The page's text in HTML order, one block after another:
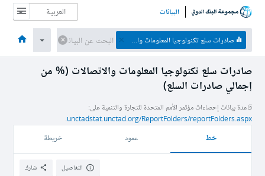
البيانات
الصفحة الرئيسية الموضوعات البيانات والموارد نبذة عن صادرات سلع تكنولوجيا المعلومات والاتصالات (% من إجمالي صادرات السلع)
صادرات سلع تكنولوجيا المعلومات والاتصالات (% من
إجمالي صادرات السلع)
قاعدة بيانات إحصاءات مؤتمر الأمم المتحدة للتجارة والتنمية على:
unctadstat.unctad.org/ReportFolders/reportFolders.aspx
.
خط عمود خريطة
شارك التفاصيل